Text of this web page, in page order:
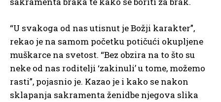
“U svakoga od nas utisnut je Božji karakter”,
rekao je na samom početku potičući okupljene
muškarce na svetost. “Bez obzira na to što su
neke od nas roditelji ‘zakinuli’ u tome, možemo
rasti”, pojasnio je. Kazao je i kako se nakon
sklapanja sakramenta ženidbe njegova slika